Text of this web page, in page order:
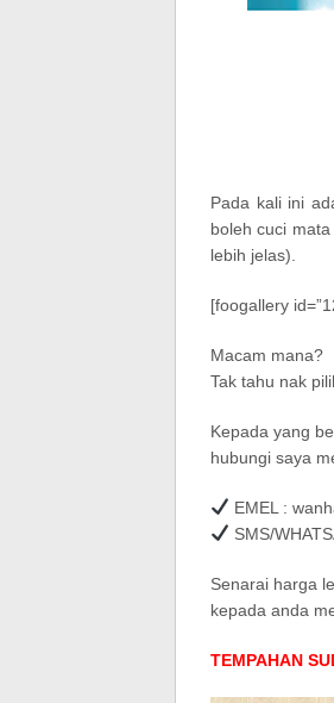
Pada kali ini
boleh cuci
lebih jelas).
[foogallery
Macam mana?
Tak tahu nak
Kepada yang
hubungi saya
EMEL :
SMS/
Senarai harga
kepada anda
TEMPAHAN